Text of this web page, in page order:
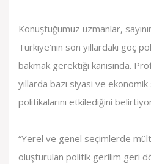
Konuştuğumuz uzmanlar,
Türkiye’nin son yıllardaki göç
bakmak gerektiği kanısında.
yıllarda bazı siyasi ve
politikalarını etkilediğini
“Yerel ve genel seçimlerde
oluşturulan politik gerilim geri